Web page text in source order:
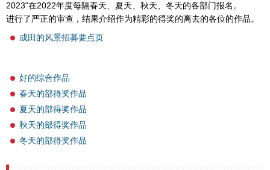
2023"在2022年度每隔春天、夏天、秋天、冬天的各部门报名。
进行了严正的审查，结果介绍作为精彩的得奖的离去的各位的作品。
成田的风景招募要点页
好的综合作品
春天的部得奖作品
夏天的部得奖作品
秋天的部得奖作品
冬天的部得奖作品